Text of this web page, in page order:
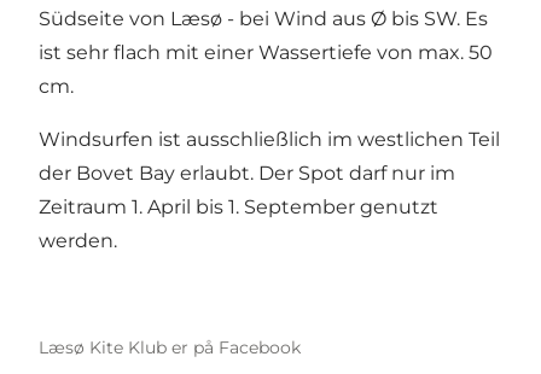
Südseite von Læsø - bei Wind aus Ø bis SW. Es
ist sehr flach mit einer Wassertiefe von max. 50
cm.
Windsurfen ist ausschließlich im westlichen Teil
der Bovet Bay erlaubt. Der Spot darf nur im
Zeitraum 1. April bis 1. September genutzt
werden.
Læsø Kite Klub er på Facebook